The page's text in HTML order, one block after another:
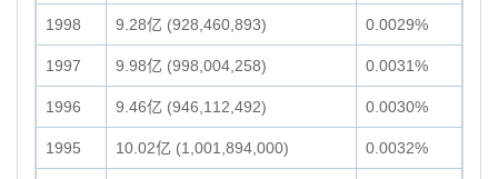
1998 9.28亿 (928,460,893) 0.0029%
1997 9.98亿 (998,004,258) 0.0031%
1996 9.46亿 (946,112,492) 0.0030%
1995 10.02亿 (1,001,894,000) 0.0032%